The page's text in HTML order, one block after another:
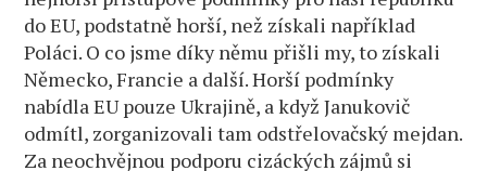
do EU, podstatně horší, než získali například
Poláci. O co jsme díky němu přišli my, to získali
Německo, Francie a další. Horší podmínky
nabídla EU pouze Ukrajině, a když Janukovič
odmítl, zorganizovali tam odstřelovačský mejdan.
Za neochvějnou podporu cizáckých zájmů si